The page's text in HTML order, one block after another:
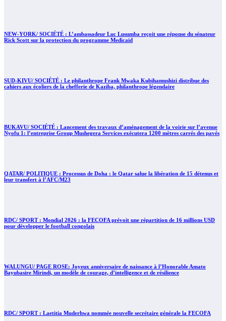
NEW-YORK/ SOCIÉTÉ : L’ambassadeur Luc Lusumba reçoit une réponse du sénateur
Rick Scott sur la protection du programme Medicaid
SUD-KIVU/ SOCIÉTÉ : Le philanthrope Frank Mwaka Kubihamushizi distribue des
cahiers aux écoliers de la chefferie de Kaziba, philanthrope légendaire
BUKAVU/ SOCIÉTÉ : Lancement des travaux d’aménagement de la voirie sur l’avenue
Nyofu 1: l’entreprise Group Mushegera Services exécutera 1200 mètres carrés des pavés
QATAR/ POLITIQUE : Processus de Doha : le Qatar salue la libération de 15 détenus et
leur transfert à l’AFC/M23
RDC/ SPORT : Mondial 2026 : la FECOFA prévoit une répartition de 16 millions USD
pour développer le football congolais
WALUNGU/ PAGE ROSE: Joyeux anniversaire de naissance à l’Honorable Amato
Bayubasire Mirindi, un modèle de courage, d’intelligence et de résilience
RDC/ SPORT : Laetitia Muderhwa nommée nouvelle secrétaire générale la FECOFA